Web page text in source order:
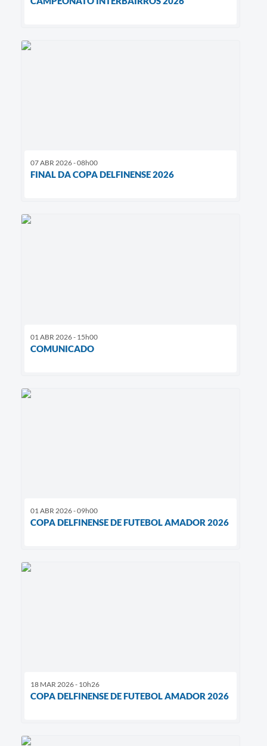
07 ABR 2026 - 08h00
FINAL DA COPA DELFINENSE 2026
01 ABR 2026 - 15h00
COMUNICADO
01 ABR 2026 - 09h00
COPA DELFINENSE DE FUTEBOL AMADOR 2026
18 MAR 2026 - 10h26
COPA DELFINENSE DE FUTEBOL AMADOR 2026